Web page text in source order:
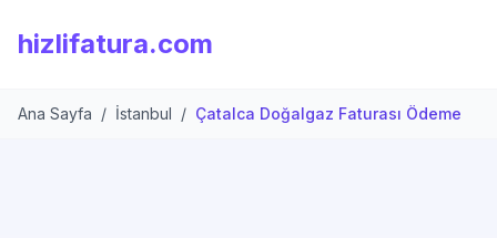
hizlifatura.com
Ana Sayfa / İstanbul / Çatalca Doğalgaz Faturası Ödeme